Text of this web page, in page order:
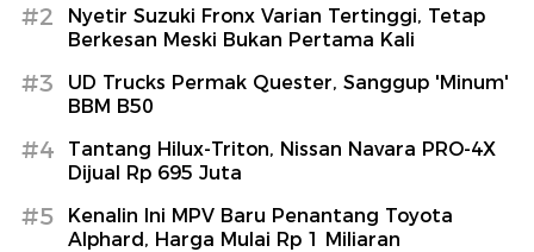
#2
Nyetir Suzuki Fronx Varian Tertinggi, Tetap
Berkesan Meski Bukan Pertama Kali
#3
UD Trucks Permak Quester, Sanggup 'Minum'
BBM B50
#4
Tantang Hilux-Triton, Nissan Navara PRO-4X
Dijual Rp 695 Juta
#5
Kenalin Ini MPV Baru Penantang Toyota
Alphard, Harga Mulai Rp 1 Miliaran